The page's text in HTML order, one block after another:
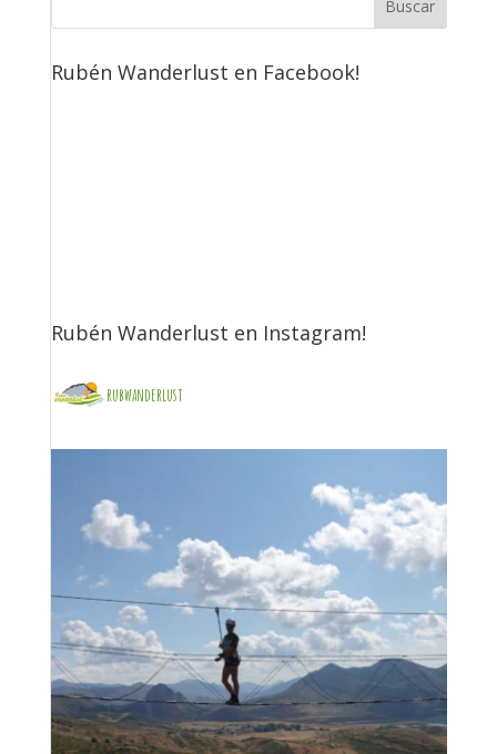
Rubén Wanderlust en Facebook!
Rubén Wanderlust en Instagram!
rubwanderlust